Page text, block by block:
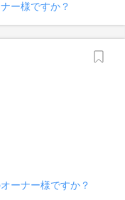
ー様ですか？
ーナー様ですか？